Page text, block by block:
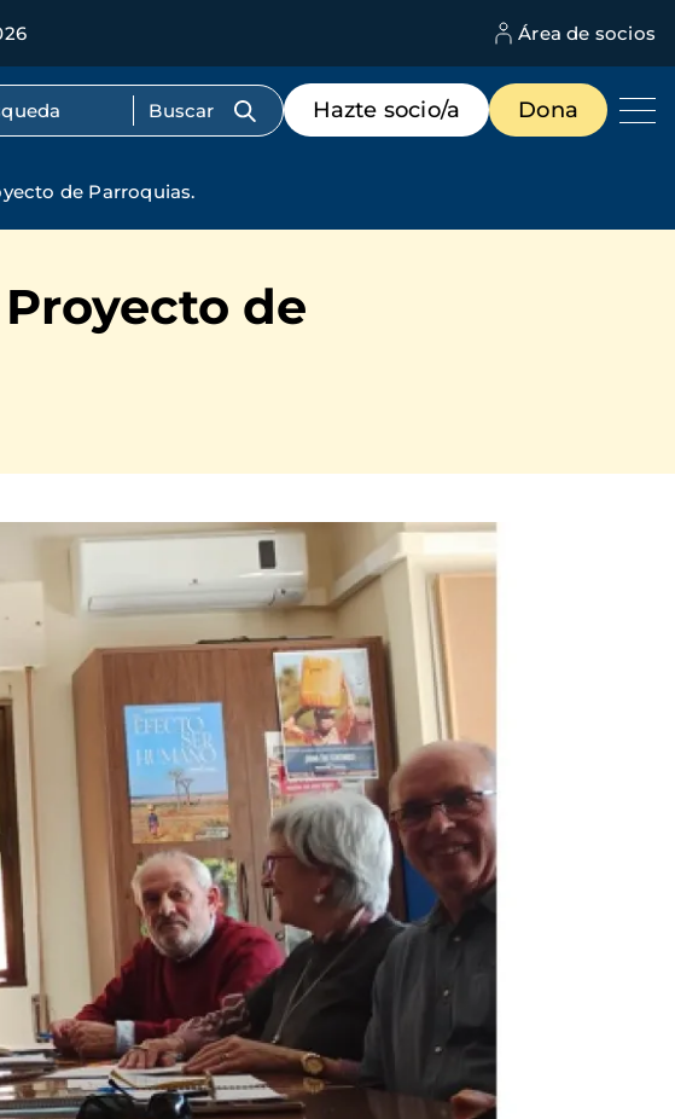
Área de socios
Menú
de
destacados
Hazte socio/a Dona
de Parroquias.
de